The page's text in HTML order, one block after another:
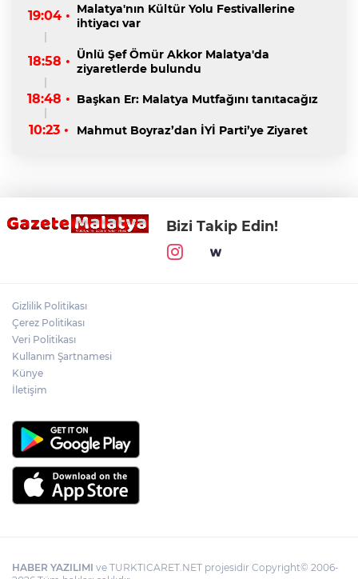
19:04 • Malatya'nın Kültür Yolu Festivallerine
ihtiyacı var
18:58 • Ünlü Şef Ömür Akkor Malatya'da
ziyaretlerde bulundu
18:48 • Başkan Er: Malatya Mutfağını tanıtacağız
10:23 • Mahmut Boyraz’dan İYİ Parti’ye Ziyaret
Bizi Takip Edin!
Gizlilik Politikası
Çerez Politikası
Veri Politikası
Kullanım Şartnamesi
Künye
İletişim
HABER YAZILIMI ve TURKTICARET.NET projesidir Copyright© 2006-